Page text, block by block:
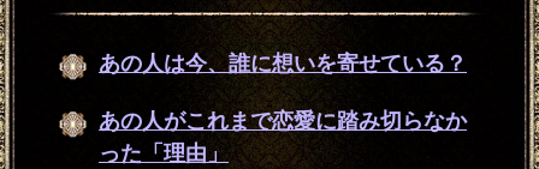
あの人は今、誰に想いを寄せている？
あの人がこれまで恋愛に踏み切らなか
った「理由」